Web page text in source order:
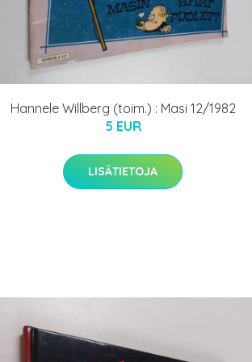
Hannele Willberg (toim.) : Masi 12/1982
5 EUR
LISÄTIETOJA